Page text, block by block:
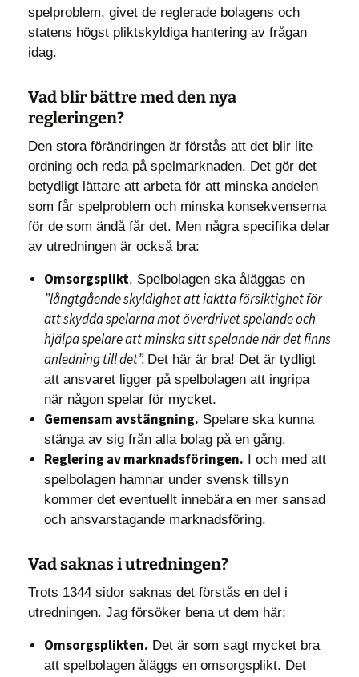
spelproblem, givet de reglerade bolagens och
statens högst pliktskyldiga hantering av frågan
idag.
Vad blir bättre med den nya
regleringen?
Den stora förändringen är förstås att det blir lite
ordning och reda på spelmarknaden. Det gör det
betydligt lättare att arbeta för att minska andelen
som får spelproblem och minska konsekvenserna
för de som ändå får det. Men några specifika delar
av utredningen är också bra:
Omsorgsplikt. Spelbolagen ska åläggas en
”långtgående skyldighet att iaktta försiktighet för
att skydda spelarna mot överdrivet spelande och
hjälpa spelare att minska sitt spelande när det finns
anledning till det”. Det här är bra! Det är tydligt
att ansvaret ligger på spelbolagen att ingripa
när någon spelar för mycket.
Gemensam avstängning. Spelare ska kunna
stänga av sig från alla bolag på en gång.
Reglering av marknadsföringen. I och med att
spelbolagen hamnar under svensk tillsyn
kommer det eventuellt innebära en mer sansad
och ansvarstagande marknadsföring.
Vad saknas i utredningen?
Trots 1344 sidor saknas det förstås en del i
utredningen. Jag försöker bena ut dem här:
Omsorgsplikten. Det är som sagt mycket bra
att spelbolagen åläggs en omsorgsplikt. Det